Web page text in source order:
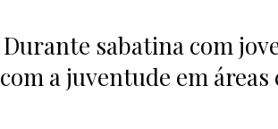
Durante sabatina com
com a juventude em